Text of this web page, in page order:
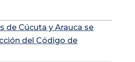
de Cúcuta y Arauca se
del Código de